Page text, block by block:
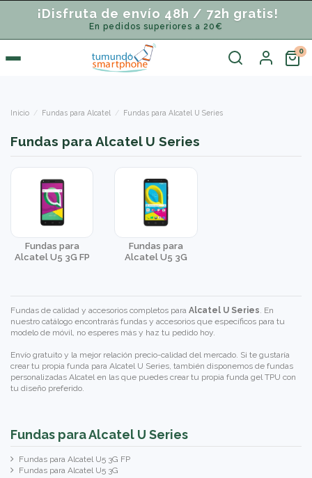
¡Disfruta de envío 48h / 72h gratis!
En pedidos superiores a 20€
Inicio Fundas para Alcatel Fundas para Alcatel U Series
Fundas para Alcatel U Series
Fundas para
Alcatel U5 3G FP
Fundas para
Alcatel U5 3G
Fundas de calidad y accesorios completos para Alcatel U Series. En
nuestro catálogo encontrarás fundas y accesorios que específicos para tu
modelo de móvil, no esperes más y haz tu pedido hoy.
Envío gratuito y la mejor relación precio-calidad del mercado. Si te gustaría
crear tu propia funda para Alcatel U Series, también disponemos de fundas
personalizadas Alcatelen las que puedes crear tu propia funda gel TPU con
tu diseño preferido.
Fundas para Alcatel U Series
Fundas para Alcatel U5 3G FP
Fundas para Alcatel U5 3G